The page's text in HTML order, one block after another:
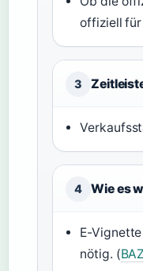
offiziell
3
4 Wie es
E-
nötig. (